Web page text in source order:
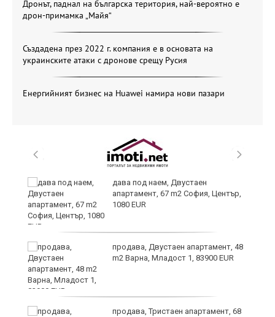
Дронът, паднал на българска територия, най-вероятно е
дрон-примамка „Майя“
Създадена през 2022 г. компания е в основата на
украинските атаки с дронове срещу Русия
Енергийният бизнес на Huawei намира нови пазари
дава под наем, Двустаен
апартамент, 67 m2 София, Център,
1080 EUR
продава, Двустаен апартамент, 48
m2 Варна, Младост 1, 83900 EUR
продава, Тристаен апартамент, 68